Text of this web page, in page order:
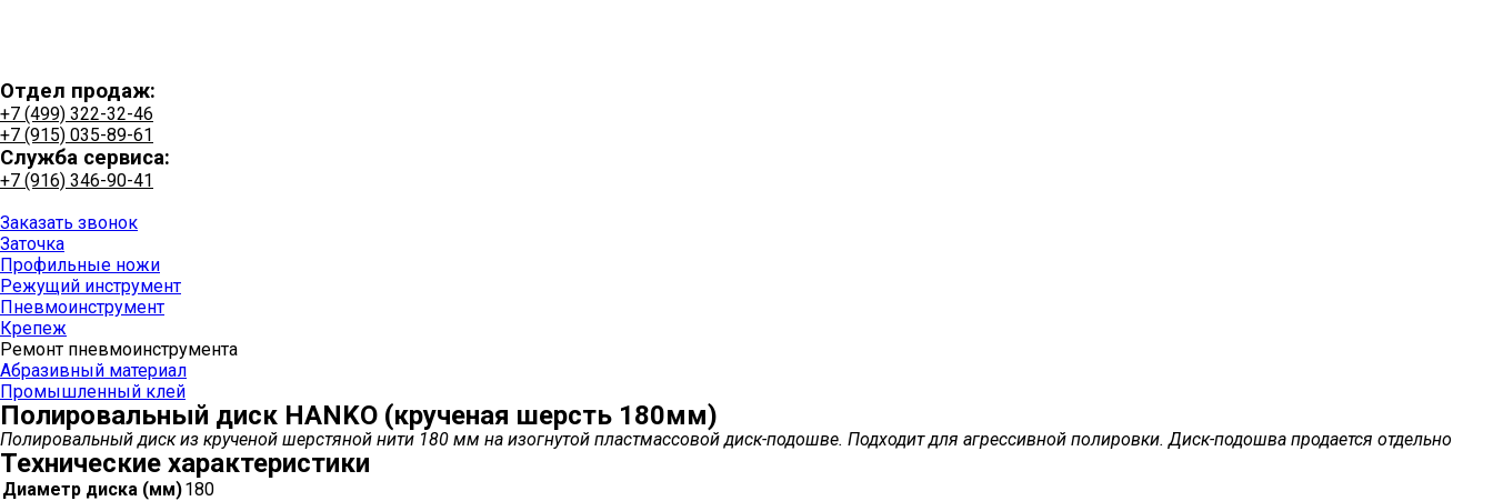
Отдел продаж:
+7 (499) 322-32-46
+7 (915) 035-89-61
Служба сервиса:
+7 (916) 346-90-41
Заказать звонок
Заточка
Профильные ножи
Режущий инструмент
Пневмоинструмент
Крепеж
Ремонт пневмоинструмента
Абразивный материал
Промышленный клей
Полировальный диск HANKO (крученая шерсть 180мм)
Полировальный диск из крученой шерстяной нити 180 мм на изогнутой пластмассовой диск-подошве. Подходит для агрессивной полировки. Диск-подошва продается отдельно
Технические характеристики
Диаметр диска (мм)180